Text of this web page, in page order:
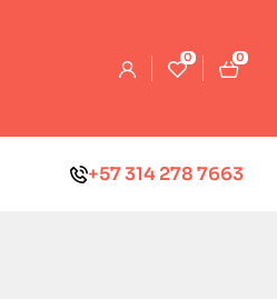
0 0
+57 314 278 7663